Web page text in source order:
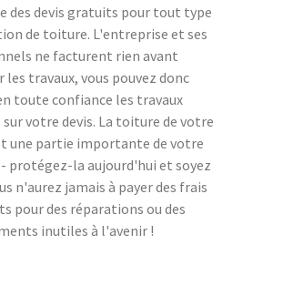
des devis gratuits pour tout type
de toiture. L'entreprise et ses
ne facturent rien avant
les travaux, vous pouvez donc
toute confiance les travaux
votre devis. La toiture de votre
une partie importante de votre
protégez-la aujourd'hui et soyez
n'aurez jamais à payer des frais
pour des réparations ou des
inutiles à l'avenir !